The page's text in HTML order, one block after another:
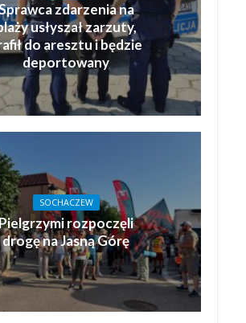
zdarzenia na
usłyszał zarzuty,
do aresztu i będzie
deportowany
SOCHACZEW
rozpoczęli
drogę na Jasną Górę